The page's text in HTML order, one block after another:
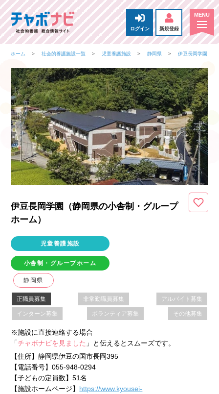
ログイン 新規登録
ホーム 社会的養護施設一覧 児童養護施設 静岡県 伊豆長岡学園
伊豆長岡学園（静岡県の小舎制・グループ
ホーム）
児童養護施設
小舎制・グループホーム
静岡県
正職員募集 非常勤職員募集 アルバイト募集
インターン募集 ボランティア募集 その他募集
※施設に直接連絡する場合
「チャボナビを見ました 」と伝えるとスムーズです。
【住所】静岡県伊豆の国市長岡395
【電話番号】055-948-0294
【子どもの定員数】51名
【施設ホームページ】 https://www.kyousei-